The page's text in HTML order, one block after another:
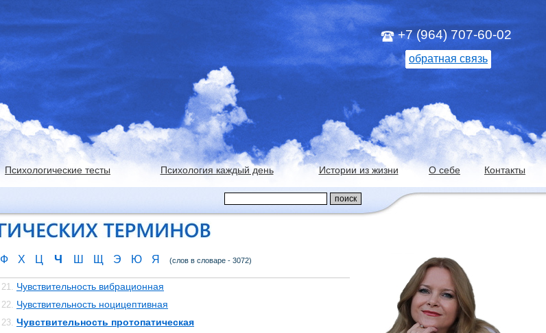
+7 (964) 707-60-02
обратная связь
Психологические тесты Психология каждый день Истории из жизни О себе Контакты
Ф Х Ц Ч Ш Щ Э Ю Я (слов в словаре - 3072)
21. Чувствительность вибрационная
22. Чувствительность ноцицептивная
23. Чувствительность протопатическая